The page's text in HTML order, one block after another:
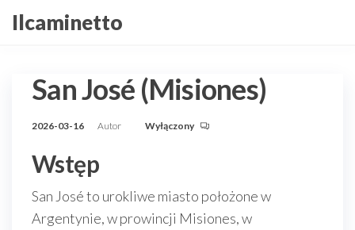
Przejdź
doIlcaminetto
San José (Misiones)
2026-03-16 Autor Wyłączony
Wstęp
San José to urokliwe miasto położone w
Argentynie, w prowincji Misiones, w